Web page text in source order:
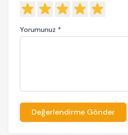
Yorumunuz *
Değerlendirme Gönder